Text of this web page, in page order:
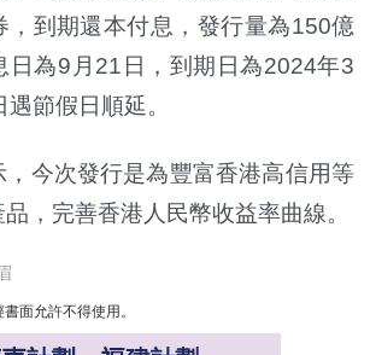
，到期還本付息，發行量為150億
日為9月21日，到期日為2024年3
節假日順延。
今次發行是為豐富香港高信用等
，完善香港人民幣收益率曲線。
面允許不得使用。